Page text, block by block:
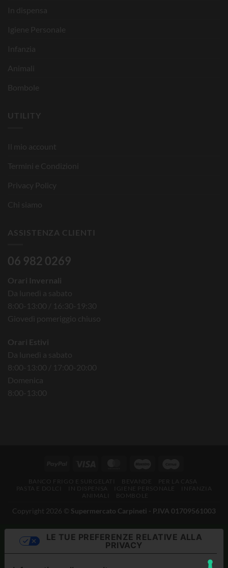
In dispensa
Igiene Personale
Infanzia
Animali
Bombole
UTILITY
Il mio account
Termini e Condizioni
Privacy Policy
Chi siamo
ASSISTENZA CLIENTI
06 982 0269
Orari Invernali
Da lunedì a sabato
8:00-13:00 / 16:30-19:30
Giovedì pomeriggio chiuso
Orari Estivi
Da lunedì a sabato
8:00-13:00 / 17:00-20:00
Domenica
8:00-13:00
Copyright 2026 © Supermercato Carpineti - P.IVA 01709561003
LE TUE PREFERENZE RELATIVE ALLA
PRIVACY